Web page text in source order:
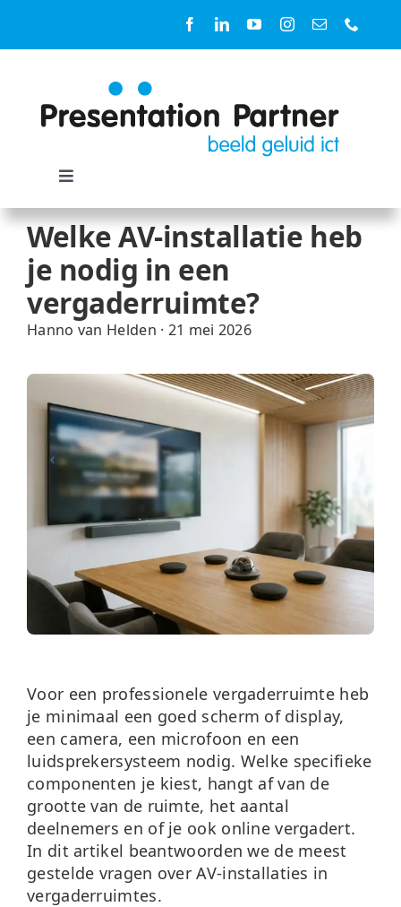
naar
Toggle
Oplossingen
Ruimtes
Producten
Over ons
Nieuws
Neem contact op
Welke AV-installatie heb
je nodig in een
vergaderruimte?
Hanno van Helden · 21 mei 2026
Voor een professionele vergaderruimte heb
je minimaal een goed scherm of display,
een camera, een microfoon en een
luidsprekersysteem nodig. Welke specifieke
componenten je kiest, hangt af van de
grootte van de ruimte, het aantal
deelnemers en of je ook online vergadert.
In dit artikel beantwoorden we de meest
gestelde vragen over AV-installaties in
vergaderruimtes.